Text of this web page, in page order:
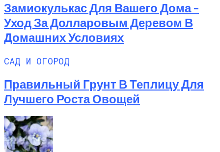
Замиокулькас Для Вашего Дома –
Уход За Долларовым Деревом В
Домашних Условиях
САД И ОГОРОД
Правильный Грунт В Теплицу Для
Лучшего Роста Овощей